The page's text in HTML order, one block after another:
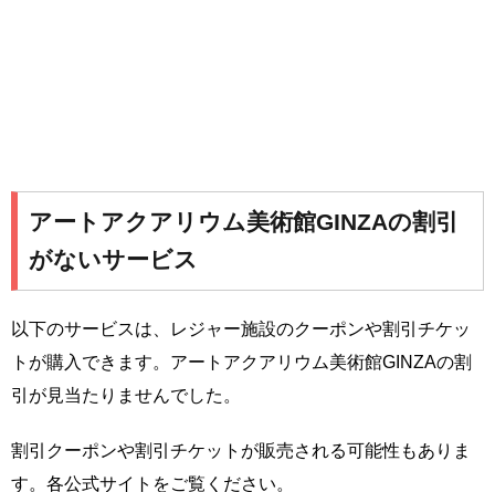
アートアクアリウム美術館GINZAの割引
がないサービス
以下のサービスは、レジャー施設のクーポンや割引チケッ
トが購入できます。アートアクアリウム美術館GINZAの割
引が見当たりませんでした。
割引クーポンや割引チケットが販売される可能性もありま
す。各公式サイトをご覧ください。